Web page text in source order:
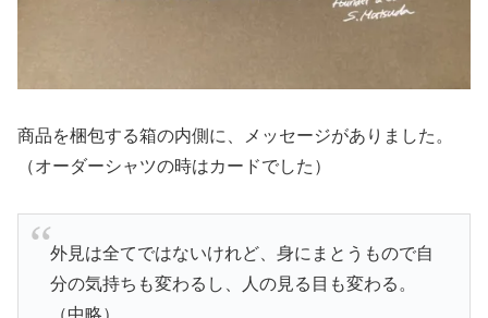
商品を梱包する箱の内側に、メッセージがありました。
（オーダーシャツの時はカードでした）
外見は全てではないけれど、身にまとうもので自
分の気持ちも変わるし、人の見る目も変わる。
（中略）